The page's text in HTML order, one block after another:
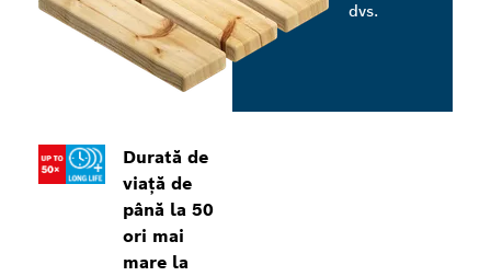
Durată de
viață de
până la 50
ori mai
mare la
dvs.